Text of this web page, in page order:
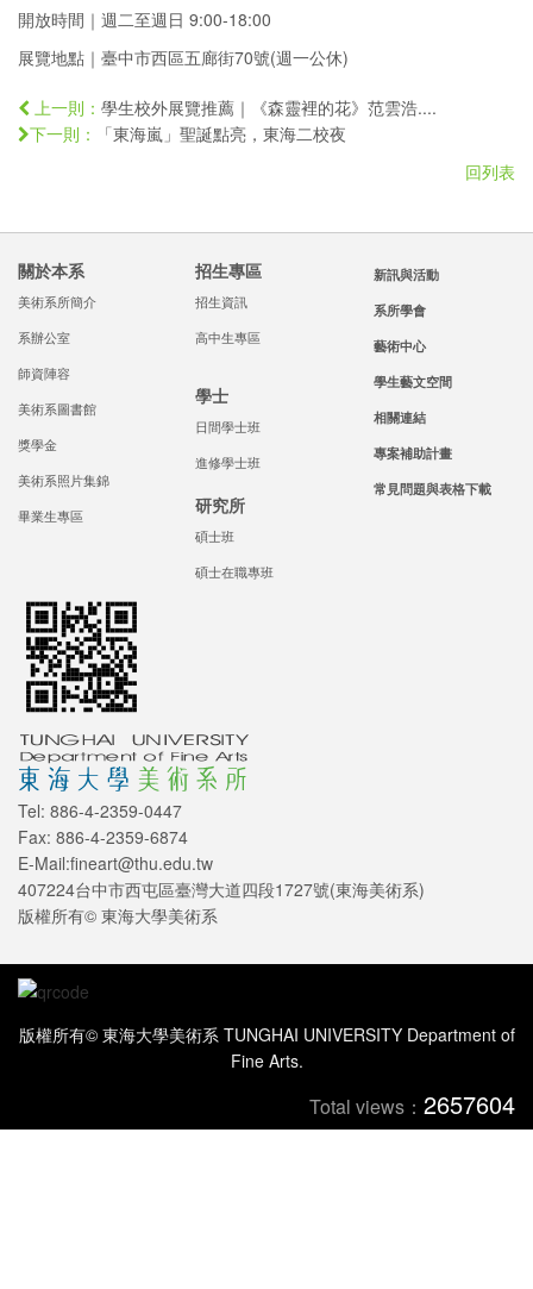
開放時間｜週二至週日 9:00-18:00
展覽地點｜臺中市西區五廊街70號(週一公休)
上一則： 學生校外展覽推薦｜《森靈裡的花》范雲浩....
下一則：
「東海嵐」聖誕點亮，東海二校夜
回列表
關於本系
美術系所簡介
系辦公室
師資陣容
美術系圖書館
獎學金
美術系照片集錦
畢業生專區
招生專區
招生資訊
高中生專區
學士
日間學士班
進修學士班
研究所
碩士班
碩士在職專班
新訊與活動
系所學會
藝術中心
學生藝文空間
相關連結
專案補助計畫
常見問題與表格下載
Tel: 886-4-2359-0447
Fax: 886-4-2359-6874
E-Mail:fineart@thu.edu.tw
407224台中市西屯區臺灣大道四段1727號(東海美術系)
版權所有© 東海大學美術系
版權所有© 東海大學美術系 TUNGHAI UNIVERSITY Department of
Fine Arts.
Total views： 2657604